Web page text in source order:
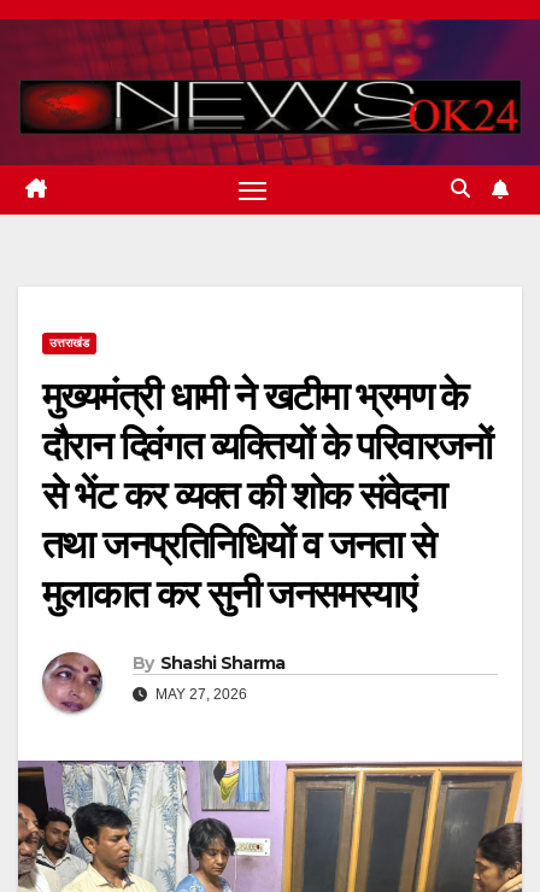
Skip
content
उत्तराखंड
मुख्यमंत्री धामी ने खटीमा भ्रमण के
दौरान दिवंगत व्यक्तियों के परिवारजनों
से भेंट कर व्यक्त की शोक संवेदना
तथा जनप्रतिनिधियों व जनता से
मुलाकात कर सुनी जनसमस्याएं
By Shashi Sharma
MAY 27, 2026